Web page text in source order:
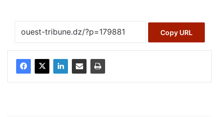
Copy URL